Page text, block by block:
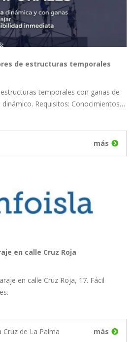
de estructuras temporales
temporales con ganas de
Requisitos: Conocimientos…
más
en calle Cruz Roja
en calle Cruz Roja, 17. Fácil
Cruz de La Palma más